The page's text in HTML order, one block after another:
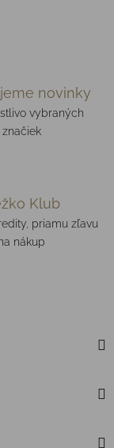
novinky
vybraných
značiek
Klub
priamu zľavu
nákup